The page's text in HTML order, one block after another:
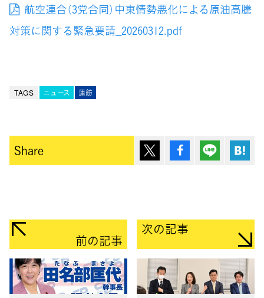
航空連合（3党合同）中東情勢悪化による原油高騰
対策に関する緊急要請_20260312.pdf
TAGS ニュース 蓮舫
Share ポスト シェア Lineで送
前の記事
次の記事